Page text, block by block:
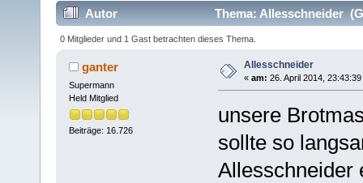
Autor Thema: Allesschneider
0 Mitglieder und 1 Gast betrachten dieses Thema.
ganter
Supermann
Held Mitglied
Beiträge: 16.726
Allesschneider
« am: 26. April 2014, 23:43:39
unsere
sollte so
Allesschneider